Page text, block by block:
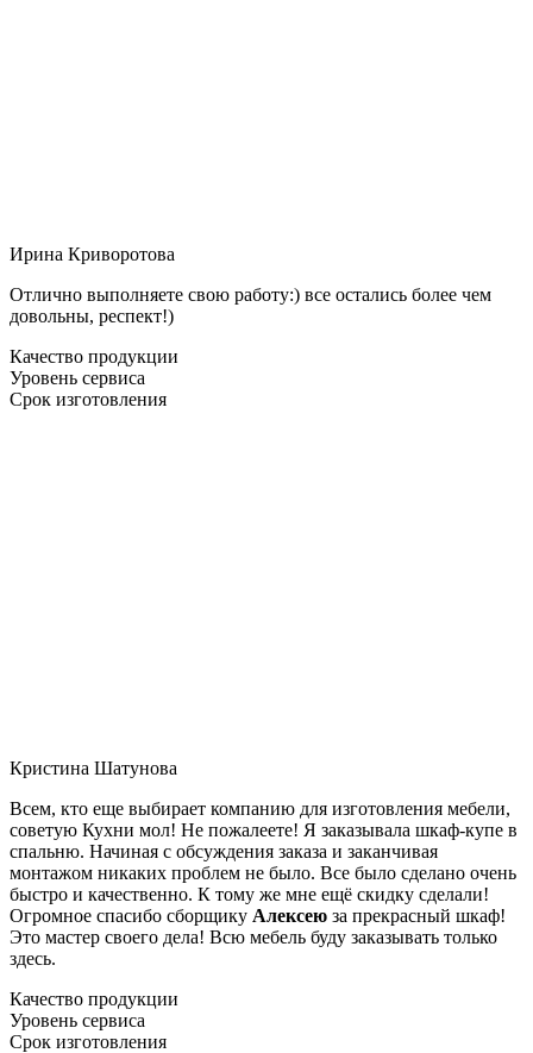
Ирина Криворотова
Отлично выполняете свою работу:) все остались более чем
довольны, респект!)
Качество продукции
Уровень сервиса
Срок изготовления
Кристина Шатунова
Всем, кто еще выбирает компанию для изготовления мебели,
советую Кухни мол! Не пожалеете! Я заказывала шкаф-купе в
спальню. Начиная с обсуждения заказа и заканчивая
монтажом никаких проблем не было. Все было сделано очень
быстро и качественно. К тому же мне ещё скидку сделали!
Огромное спасибо сборщику Алексею за прекрасный шкаф!
Это мастер своего дела! Всю мебель буду заказывать только
здесь.
Качество продукции
Уровень сервиса
Срок изготовления